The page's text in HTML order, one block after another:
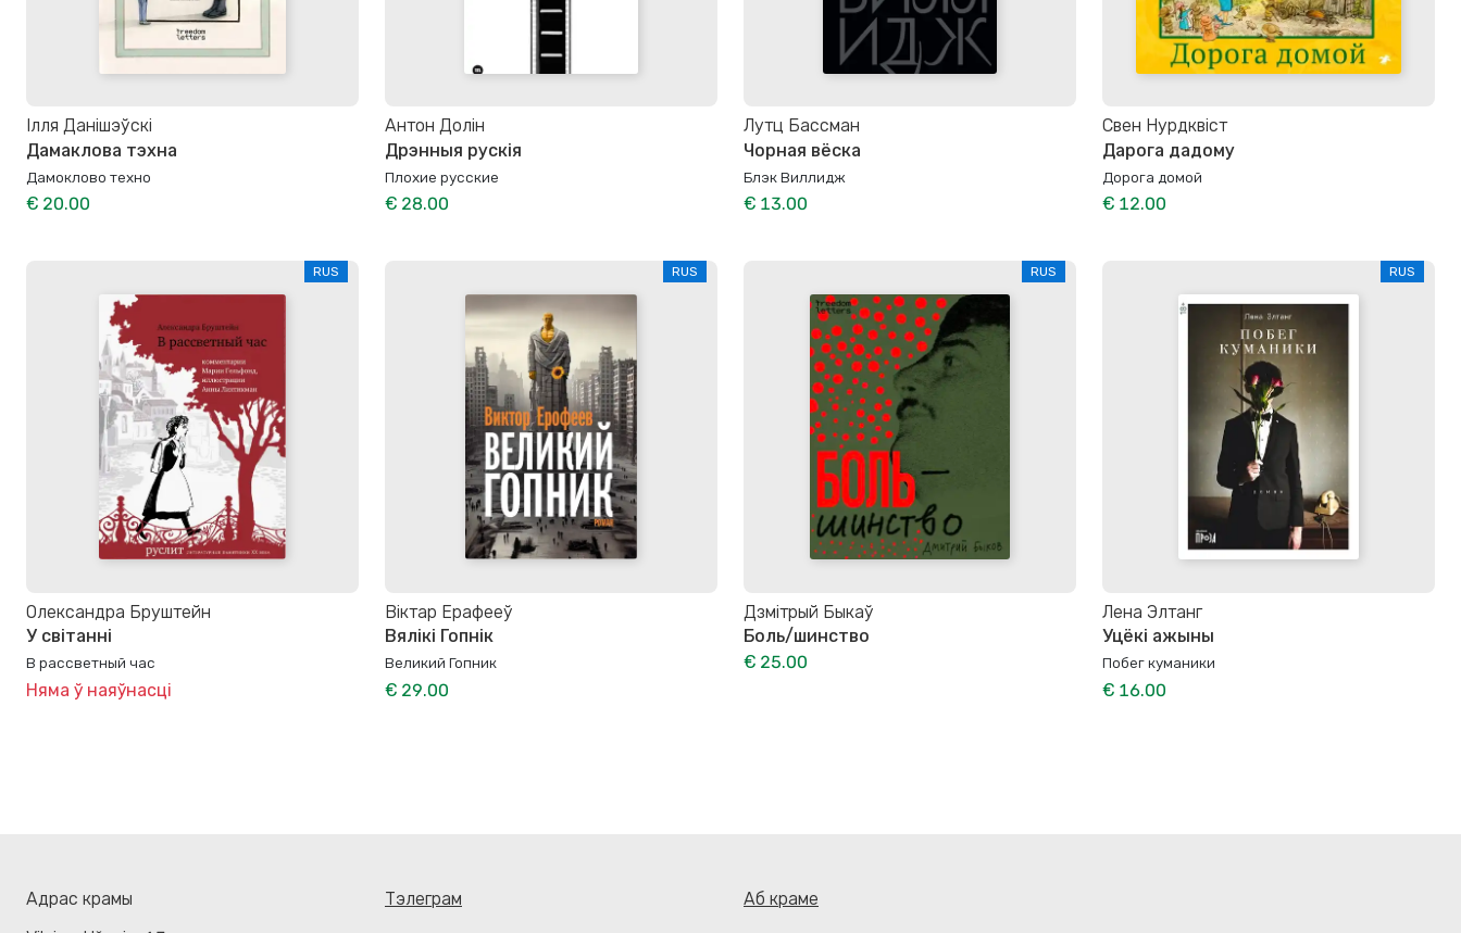
Ілля Данішэўскі
Дамаклова тэхна
Дамоклово техно
€ 20.00
Антон Долін
Дрэнныя рускія
Плохие русские
€ 28.00
Лутц Бассман
Чорная вёска
Блэк Виллидж
€ 13.00
Свен Нурдквіст
Дарога дадому
Дорога домой
€ 12.00
RUS
Олександра Бруштейн
У світанні
В рассветный час
Няма ў наяўнасці
RUS
Віктар Ерафееў
Вялікі Гопнік
Великий Гопник
€ 29.00
RUS
Дзмітрый Быкаў
Боль/шинство
€ 25.00
RUS
Лена Элтанг
Уцёкі ажыны
Побег куманики
€ 16.00
Адрас крамы
Тэлеграм Аб краме